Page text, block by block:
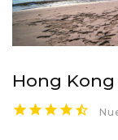
Hong Kong